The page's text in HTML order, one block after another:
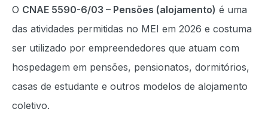
O CNAE 5590-6/03 – Pensões (alojamento) é uma
das atividades permitidas no MEI em 2026 e costuma
ser utilizado por empreendedores que atuam com
hospedagem em pensões, pensionatos, dormitórios,
casas de estudante e outros modelos de alojamento
coletivo.